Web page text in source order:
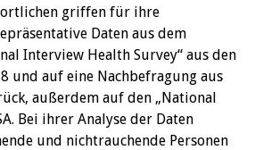
griffen für ihre
Daten aus dem
Interview Health Survey“ aus den
und auf eine Nachbefragung aus
außerdem auf den „National
Bei ihrer Analyse der Daten
und nichtrauchende Personen